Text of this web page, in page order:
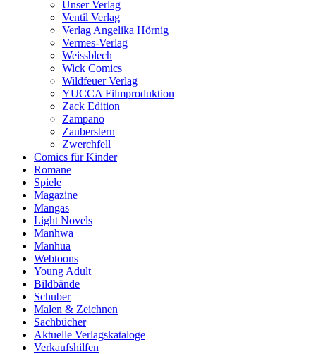
Unser Verlag
Ventil Verlag
Verlag Angelika Hörnig
Vermes-Verlag
Weissblech
Wick Comics
Wildfeuer Verlag
YUCCA Filmproduktion
Zack Edition
Zampano
Zauberstern
Zwerchfell
Comics für Kinder
Romane
Spiele
Magazine
Mangas
Light Novels
Manhwa
Manhua
Webtoons
Young Adult
Bildbände
Schuber
Malen & Zeichnen
Sachbücher
Aktuelle Verlagskataloge
Verkaufshilfen